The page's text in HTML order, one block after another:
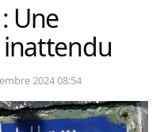
Une
2024 08:54